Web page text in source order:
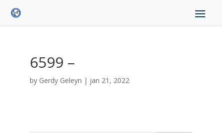
6599 –
by Gerdy Geleyn | jan 21, 2022